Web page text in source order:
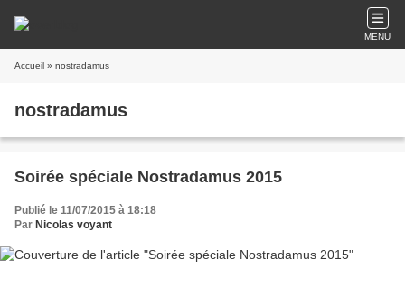
MENU
Accueil » nostradamus
nostradamus
Soirée spéciale Nostradamus 2015
Publié le 11/07/2015 à 18:18
Par Nicolas voyant